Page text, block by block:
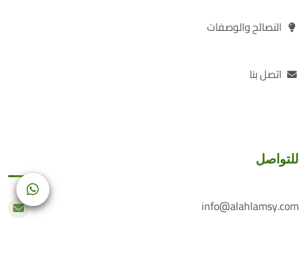
النصائح والوصفات
اتصل بنا
للتواصل
info@alahlamsy.com